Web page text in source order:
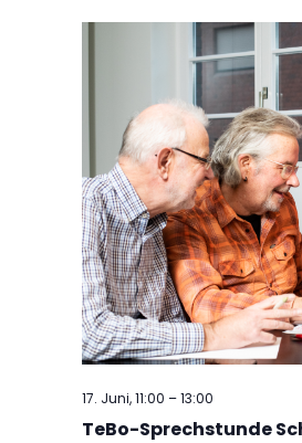
17. Juni, 11:00 –13:00
TeBo-Sprechstunde